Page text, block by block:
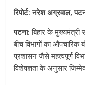
रिपोर्ट: नरेश अग्रवाल,
पटना: बिहार के
बीच विभागों का
प्रशासन जैसे महत्वपूर्ण
विशेषज्ञता के अनुसार